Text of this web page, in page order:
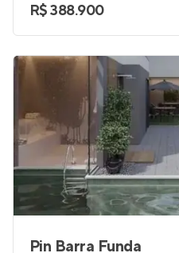
R$ 388.900
Pin Barra Funda